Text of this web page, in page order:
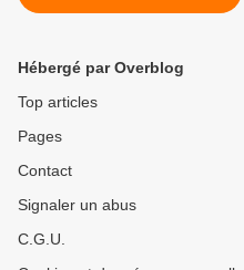
Hébergé par Overblog
Top articles
Pages
Contact
Signaler un abus
C.G.U.